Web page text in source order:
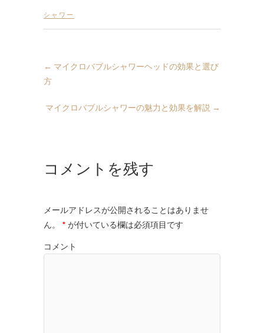
シャワー
← マイクロバブルシャワーヘッドの効果と選び
方
マイクロバブルシャワーの魅力と効果を解説 →
コメントを残す
メールアドレスが公開されることはありませ
ん。
* が付いている欄は必須項目です
コメント